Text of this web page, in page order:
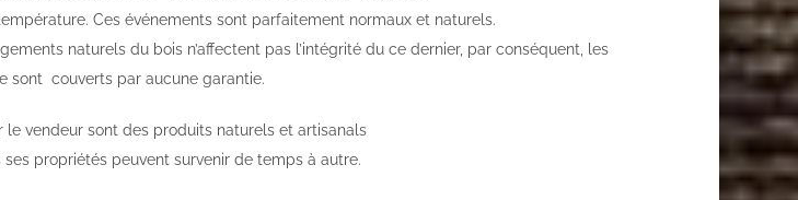
Ces événements sont parfaitement normaux et naturels.
naturels du bois n’affectent pas l’intégrité du ce dernier, par conséquent, les
sont couverts par aucune garantie.
le vendeur sont des produits naturels et artisanals
propriétés peuvent survenir de temps à autre.